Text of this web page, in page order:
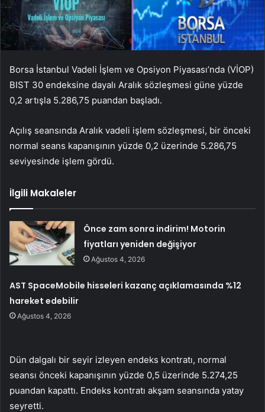
Borsa İstanbul Vadeli İşlem ve Opsiyon Piyasası’nda (VİOP)
BIST 30 endeksine dayalı Aralık sözleşmesi güne yüzde
0,2 artışla 5.286,75 puandan başladı.
Açılış seansında Aralık vadeli işlem sözleşmesi, bir önceki
normal seans kapanışının yüzde 0,2 üzerinde 5.286,75
seviyesinde işlem gördü.
İlgili Makaleler
Önce zam sonra indirim! Motorin
fiyatları yeniden değişiyor
Ağustos 4, 2026
AST SpaceMobile hisseleri kazanç açıklamasında %12
hareket edebilir
Ağustos 4, 2026
Dün dalgalı bir seyir izleyen endeks kontratı, normal
seansı önceki kapanışının yüzde 0,5 üzerinde 5.274,25
puandan kapattı. Endeks kontratı akşam seansında yatay
seyretti.